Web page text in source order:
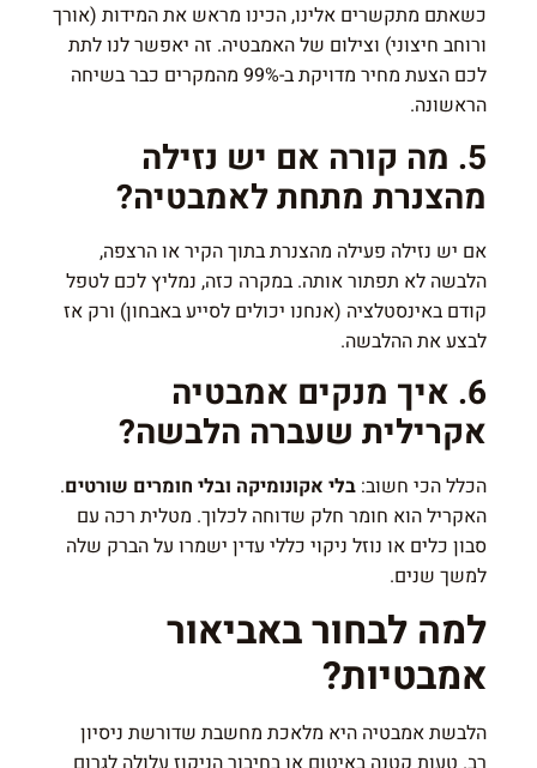
כשאתם מתקשרים אלינו, הכינו מראש את המידות (אורך
ורוחב חיצוני) וצילום של האמבטיה. זה יאפשר לנו לתת
לכם הצעת מחיר מדויקת ב-99% מהמקרים כבר בשיחה
הראשונה.
5. מה קורה אם יש נזילה
מהצנרת מתחת לאמבטיה?
אם יש נזילה פעילה מהצנרת בתוך הקיר או הרצפה,
הלבשה לא תפתור אותה. במקרה כזה, נמליץ לכם לטפל
קודם באינסטלציה (אנחנו יכולים לסייע באבחון) ורק אז
לבצע את ההלבשה.
6. איך מנקים אמבטיה
אקרילית שעברה הלבשה?
הכלל הכי חשוב: בלי אקונומיקה ובלי חומרים שורטים.
האקריל הוא חומר חלק שדוחה לכלוך. מטלית רכה עם
סבון כלים או נוזל ניקוי כללי עדין ישמרו על הברק שלה
למשך שנים.
למה לבחור באביאור
אמבטיות?
הלבשת אמבטיה היא מלאכת מחשבת שדורשת ניסיון